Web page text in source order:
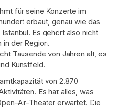
für seine Konzerte im
erbaut, genau wie das
Es gehört also nicht
in der Region.
Tausende von Jahren alt, es
Kunstfeld.
von 2.870
Es hat alles, was
Air-Theater erwartet. Die